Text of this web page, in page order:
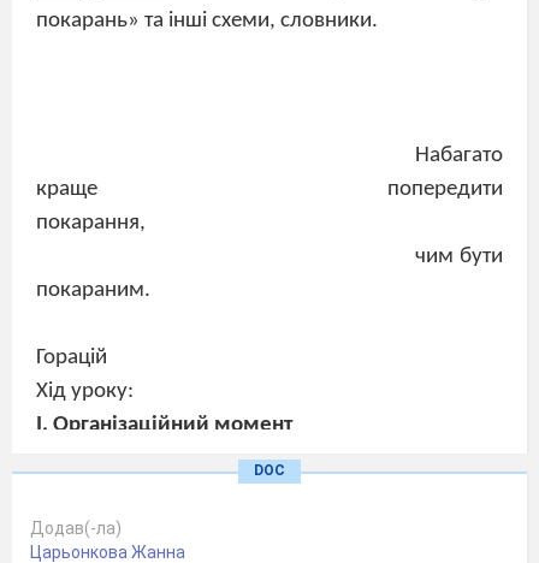
покарань» та інші схеми, словники.
Набагато
краще попередити
покарання,
чим бути
покараним.
Горацій
Хід уроку:
І. Організаційний момент
ІІ. Актуалізація опорних знань
злочину» (Додаток
DOC
Додав(-ла)
Царьонкова Жанна